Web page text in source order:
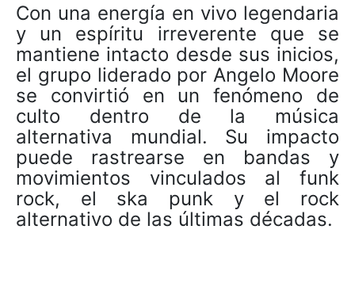
Con una energía en vivo legendaria
y un espíritu irreverente que se
mantiene intacto desde sus inicios,
el grupo liderado por Angelo Moore
se convirtió en un fenómeno de
culto dentro de la música
alternativa mundial. Su impacto
puede rastrearse en bandas y
movimientos vinculados al funk
rock, el ska punk y el rock
alternativo de las últimas décadas.